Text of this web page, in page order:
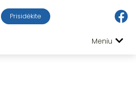
Prisidėkite
Meniu